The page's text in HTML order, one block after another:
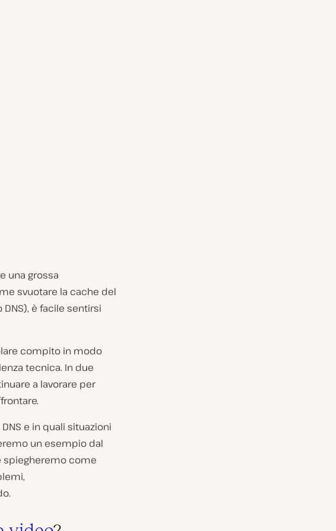
una grossa
svuotare la cache del
è facile sentirsi
compito in modo
tecnica. In due
a lavorare per
e in quali situazioni
un esempio dal
spiegheremo come